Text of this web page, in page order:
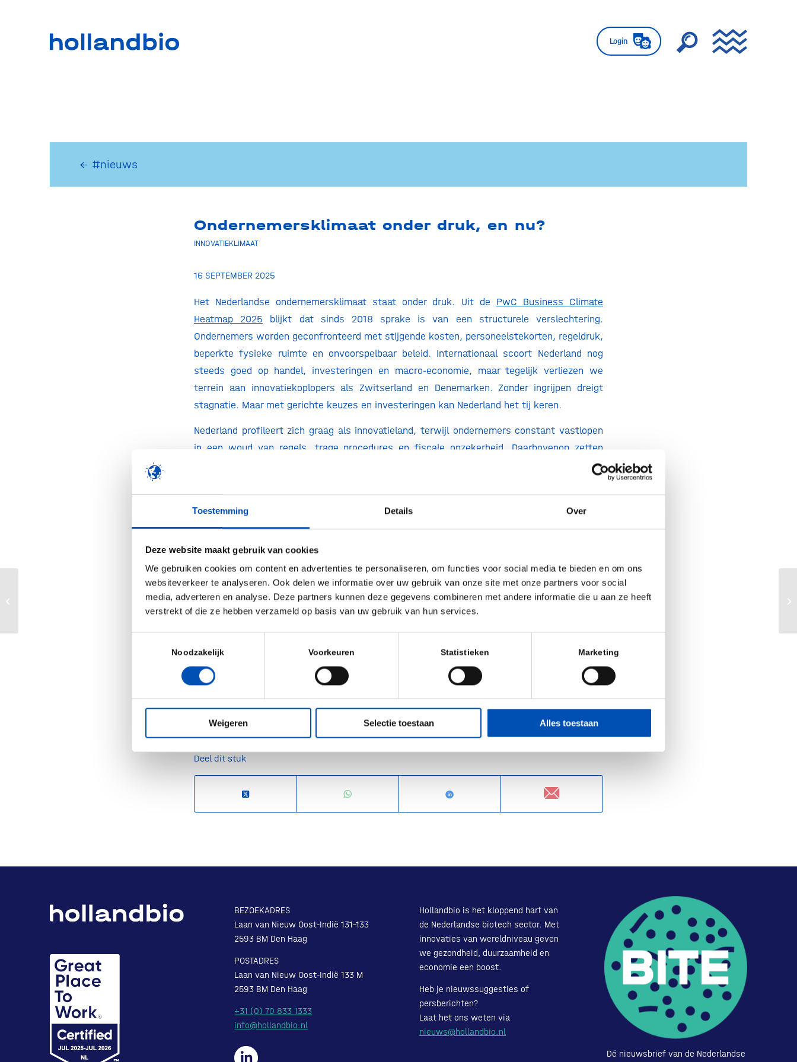
Toestemming Details Over
Deze website maakt gebruik van cookies
We gebruiken cookies om content en advertenties te personaliseren, om functies voor social media te bieden en om ons
websiteverkeer te analyseren. Ook delen we informatie over uw gebruik van onze site met onze partners voor social
media, adverteren en analyse. Deze partners kunnen deze gegevens combineren met andere informatie die u aan ze heeft
verstrekt of die ze hebben verzameld op basis van uw gebruik van hun services.
Noodzakelijk Voorkeuren Statistieken Marketing
Weigeren Selectie toestaan Alles toestaan
Login
← #nieuws
Ondernemersklimaat onder druk, en nu?
INNOVATIEKLIMAAT
16 SEPTEMBER 2025
Het Nederlandse ondernemersklimaat staat onder druk. Uit de PwC Business Climate
Heatmap 2025 blijkt dat sinds 2018 sprake is van een structurele verslechtering.
Ondernemers worden geconfronteerd met stijgende kosten, personeelstekorten, regeldruk,
beperkte fysieke ruimte en onvoorspelbaar beleid. Internationaal scoort Nederland nog
steeds goed op handel, investeringen en macro-economie, maar tegelijk verliezen we
terrein aan innovatiekoplopers als Zwitserland en Denemarken. Zonder ingrijpen dreigt
stagnatie. Maar met gerichte keuzes en investeringen kan Nederland het tij keren.
Nederland profileert zich graag als innovatieland, terwijl ondernemers constant vastlopen
in een woud van regels, trage procedures en fiscale onzekerheid. Daarbovenop zetten
bezuinigingen op onderwijs en innovatie onze economische groeimotor – productiviteit en
en het voorspelbaar maken van beleid en regelgeving.
en regelgeving voor innovatieve koplopers te temmen met initiatieven als de
Biotechnologie
, de Nationale Technologie Strategie , de Europese Life Sciences strategie
het3%-R&D-actieplan. De daaarin voorgestelde maatregelen moeten volgens haar zorgen
voor een versterking van innovatie en kennisoverdracht, vernieuwing van het
actie zorgen we ervoor dat Nederland weer naar de top beweegt in innovatie én biotech.
Deel dit stuk
BEZOEKADRES
Laan van Nieuw Oost-Indië 131-133
2593 BM Den Haag
POSTADRES
Laan van Nieuw Oost-Indië 133 M
2593 BM Den Haag
+31 (0) 70 833 1333
info@hollandbio.nl
Hollandbio is het kloppend hart van
de Nederlandse biotech sector. Met
innovaties van wereldniveau geven
we gezondheid, duurzaamheid en
economie een boost.
Heb je nieuwssuggesties of
persberichten?
Laat het ons weten via
nieuws@hollandbio.nl
Dé nieuwsbrief van de Nederlandse